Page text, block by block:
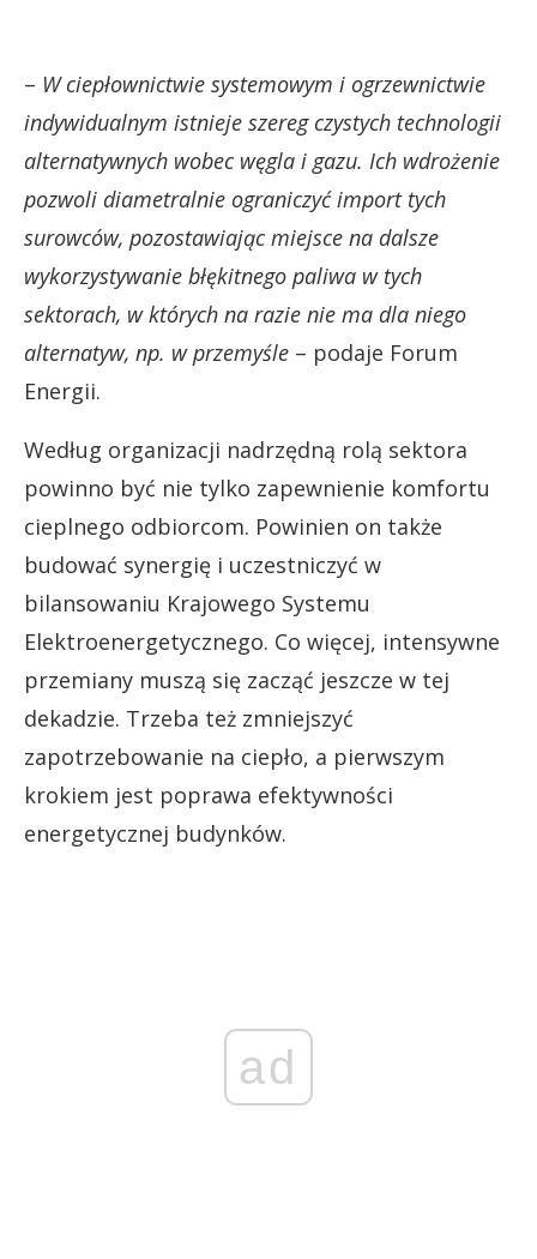
– W ciepłownictwie systemowym i ogrzewnictwie
indywidualnym istnieje szereg czystych technologii
alternatywnych wobec węgla i gazu. Ich wdrożenie
pozwoli diametralnie ograniczyć import tych
surowców, pozostawiając miejsce na dalsze
wykorzystywanie błękitnego paliwa w tych
sektorach, w których na razie nie ma dla niego
alternatyw, np. w przemyśle – podaje Forum
Energii.
Według organizacji nadrzędną rolą sektora
powinno być nie tylko zapewnienie komfortu
cieplnego odbiorcom. Powinien on także
budować synergię i uczestniczyć w
bilansowaniu Krajowego Systemu
Elektroenergetycznego. Co więcej, intensywne
przemiany muszą się zacząć jeszcze w tej
dekadzie. Trzeba też zmniejszyć
zapotrzebowanie na ciepło, a pierwszym
krokiem jest poprawa efektywności
energetycznej budynków.
ad